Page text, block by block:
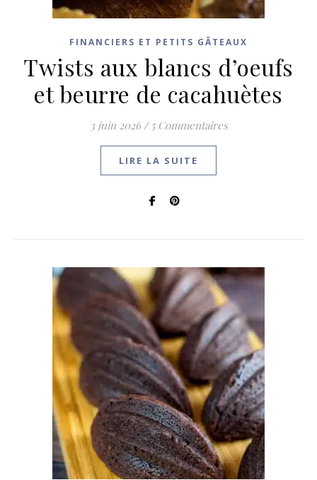
FINANCIERS ET PETITS GÂTEAUX
Twists aux blancs d’oeufs
et beurre de cacahuètes
3 juin 2026 / 5 Commentaires
LIRE LA SUITE